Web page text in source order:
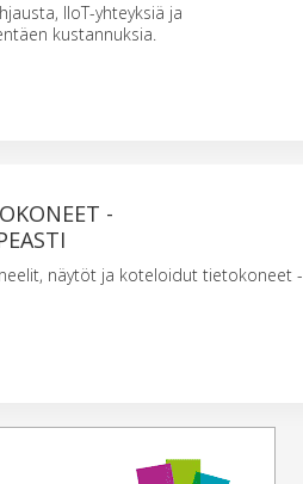
IIoT-yhteyksiä ja
kustannuksia.
-
näytöt ja koteloidut tietokoneet -